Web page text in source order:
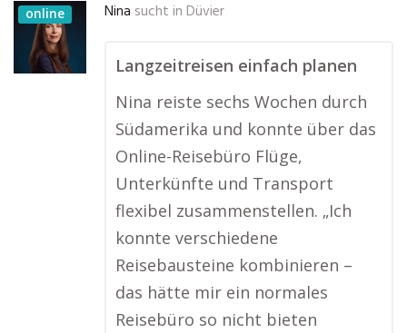
online Nina sucht in Düvier
Langzeitreisen einfach planen
Nina reiste sechs Wochen durch
Südamerika und konnte über das
Online-Reisebüro Flüge,
Unterkünfte und Transport
flexibel zusammenstellen. „Ich
konnte verschiedene
Reisebausteine kombinieren –
das hätte mir ein normales
Reisebüro so nicht bieten